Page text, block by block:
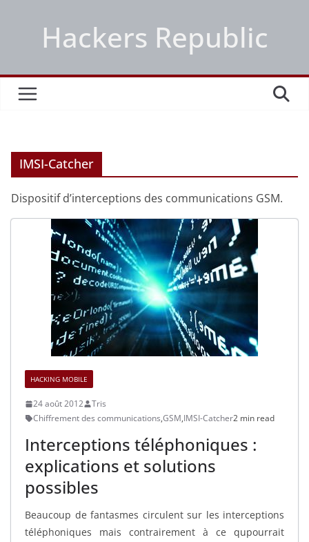
Hackers Republic
IMSI-Catcher
Dispositif d’interceptions des communications GSM.
HACKING MOBILE
24 août 2012
Tris
Chiffrement des communications,GSM,IMSI-Catcher2 min read
Interceptions téléphoniques :
explications et solutions
possibles
Beaucoup de fantasmes circulent sur les interceptions
téléphoniques mais contrairement à ce qupourrait